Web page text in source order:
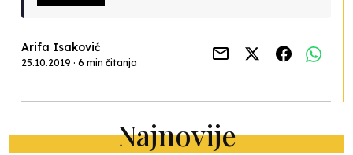
Arifa Isaković
25.10.2019 · 6 min čitanja
Najnovije